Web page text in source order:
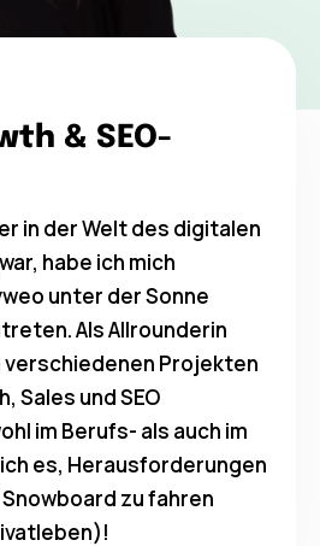
& SEO-
in der Welt des digitalen
habe ich mich
unter der Sonne
Als Allrounderin
verschiedenen Projekten
Sales und SEO
im Berufs- als auch im
es, Herausforderungen
zu fahren